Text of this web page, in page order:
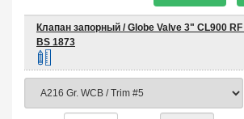
Клапан запорный / Globe Valve 3" CL900
BS 1873